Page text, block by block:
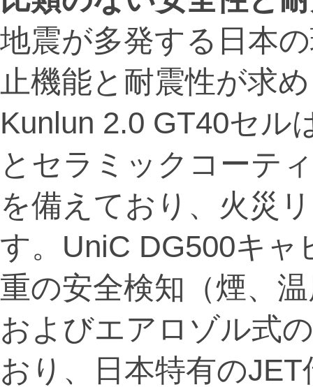
地震が多発する日本
止機能と耐震性が求
Kunlun 2.0 GT40セル
とセラミックコーテ
を備えており、火災
す。UniC DG500キ
重の安全検知（煙、
およびエアロゾル式
おり、日本特有の